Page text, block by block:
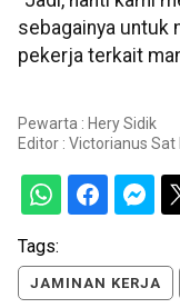
sebagainya untuk
pekerja terkait
Pewarta : Hery Sidik
Editor : Victorianus Sat
Tags:
JAMINAN KERJA